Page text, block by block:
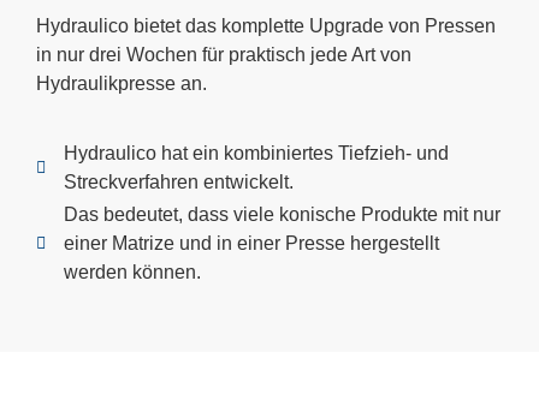
Hydraulico bietet das komplette Upgrade von Pressen
in nur drei Wochen für praktisch jede Art von
Hydraulikpresse an.
Hydraulico hat ein kombiniertes Tiefzieh- und
Streckverfahren entwickelt.
Das bedeutet, dass viele konische Produkte mit nur
einer Matrize und in einer Presse hergestellt
werden können.